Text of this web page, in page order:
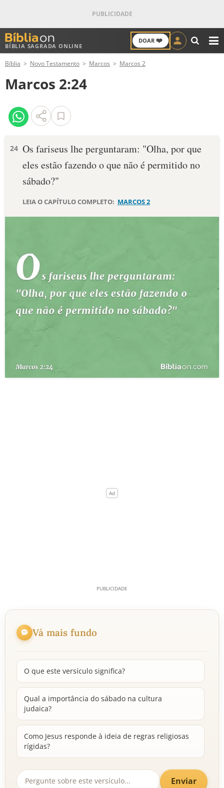
BÍBLIA SAGRADA ONLINE
DOAR ❤️
ANTIGO TESTAMENTO
NOVO TESTAMENTO
VERSÍCULOS
PALAVRA DO DIA
DEVOCIONAL DIÁRIO
ESTUDOS BÍBLICOS
ESBOÇOS DE PREGAÇÃO
TEMAS
TERMO BÍBLICO
Bíblia Novo Testamento Marcos Marcos 2
Marcos 2:24
24 Os fariseus lhe perguntaram: "Olha, por que
eles estão fazendo o que não é permitido no
sábado?"
LEIA O CAPÍTULO COMPLETO: MARCOS 2
Vá mais fundo
O que este versículo significa?
Qual a importância do sábado na cultura
judaica?
Como Jesus responde à ideia de regras religiosas
rígidas?
Enviar